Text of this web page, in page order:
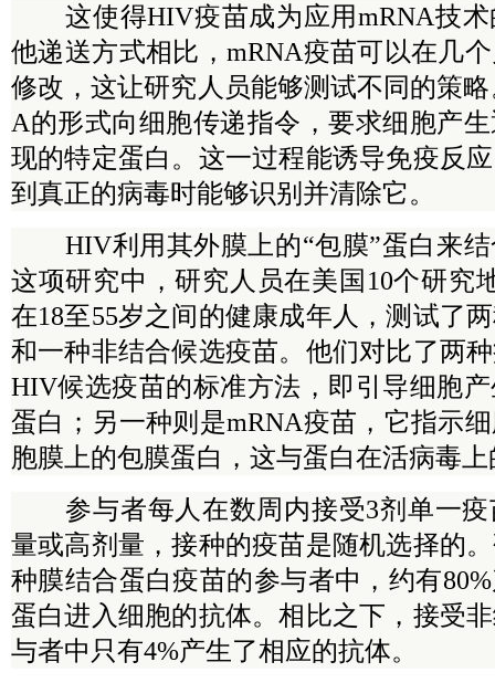
这使得HIV疫苗成为应用mRNA技术
他递送方式相比，mRNA疫苗可以在几
修改，这让研究人员能够测试不同的策
A的形式向细胞传递指令，要求细胞产
现的特定蛋白。这一过程能诱导免疫反
到真正的病毒时能够识别并清除它。
HIV利用其外膜上的“包膜”蛋白来结
这项研究中，研究人员在美国10个研究
在18至55岁之间的健康成年人，测试了
和一种非结合候选疫苗。他们对比了两
HIV候选疫苗的标准方法，即引导细胞
蛋白；另一种则是mRNA疫苗，它指示
胞膜上的包膜蛋白，这与蛋白在活病毒
参与者每人在数周内接受3剂单一疫
量或高剂量，接种的疫苗是随机选择的
种膜结合蛋白疫苗的参与者中，约有
蛋白进入细胞的抗体。相比之下，接受
与者中只有4%产生了相应的抗体。